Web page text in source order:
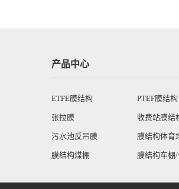
产品中心
ETFE膜结构 PTEF膜结构
张拉膜 收费站膜结
污水池反吊膜 膜结构体育
膜结构煤棚 膜结构车棚